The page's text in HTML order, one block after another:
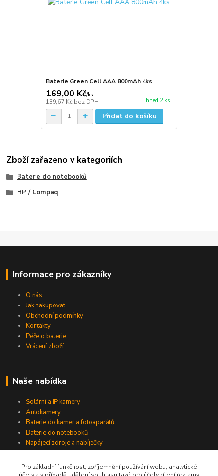
Baterie Green Cell AAA 800mAh 4ks
169,00 Kč/ks
139,67 Kč bez DPH ihned 2 ks
Přidat do košíku
Zboží zařazeno v kategoriích
Baterie do notebooků
HP / Compaq
Informace pro zákazníky
O nás
Jak nakupovat
Obchodní podmínky
Kontakty
Péče o baterie
Vrácení zboží
Naše nabídka
Solární a IP kamery
Autokamery
Baterie do kamer a fotoaparátů
Baterie do notebooků
Napájecí zdroje a nabíječky
Pro základní funkčnost, zpříjemnění používání webu, analytické